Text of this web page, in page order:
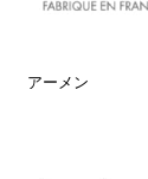
アーメン